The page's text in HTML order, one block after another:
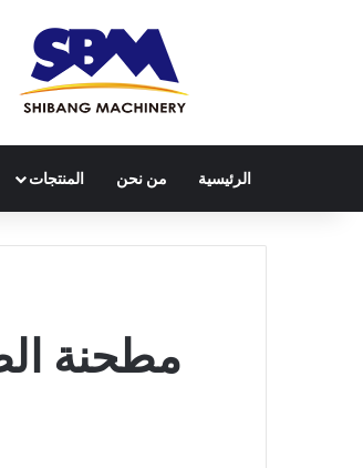
الرئيسية من نحن المنتجات
مطحنة